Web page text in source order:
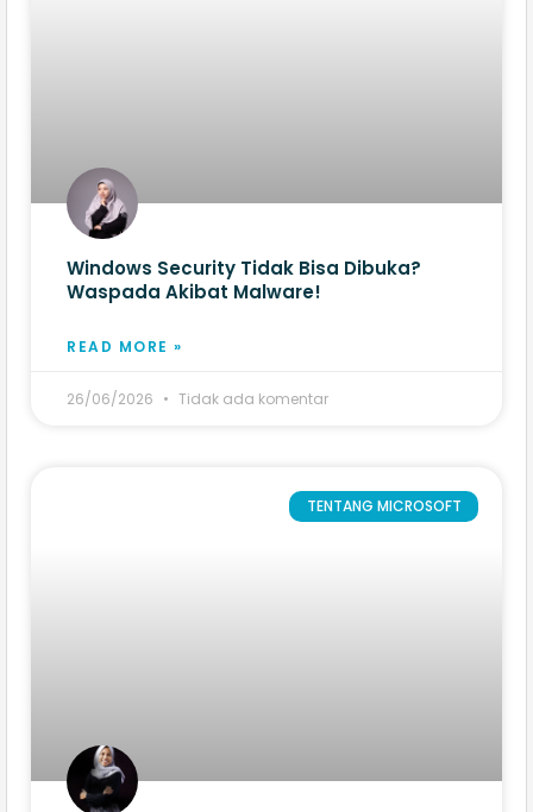
Windows Security Tidak Bisa Dibuka?
Waspada Akibat Malware!
READ MORE »
26/06/2026 Tidak ada komentar
TENTANG MICROSOFT